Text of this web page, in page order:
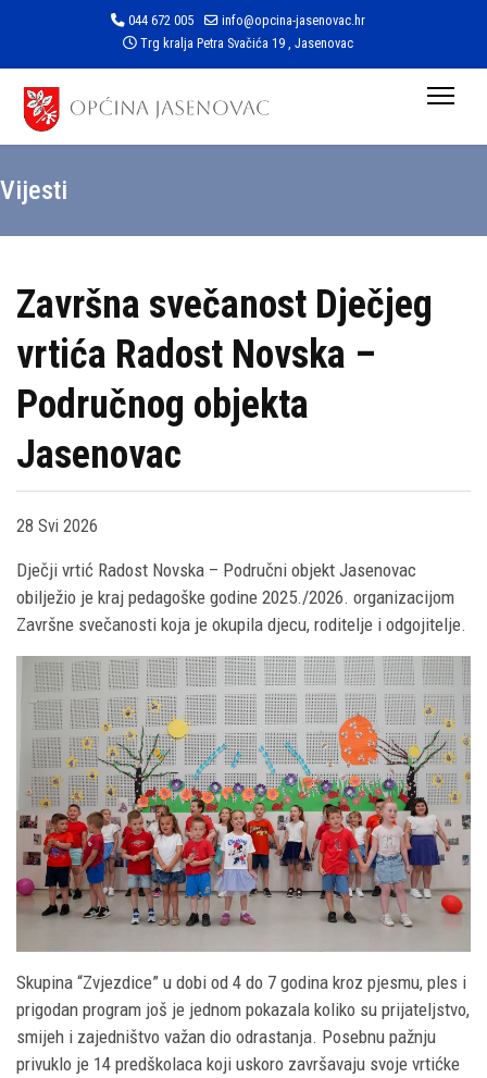
044 672 005
info@opcina-jasenovac.hr
Trg kralja Petra Svačića 19 , Jasenovac
Vijesti
Završna svečanost Dječjeg
vrtića Radost Novska –
Područnog objekta
Jasenovac
28 Svi 2026
Dječji vrtić Radost Novska – Područni objekt Jasenovac
obilježio je kraj pedagoške godine 2025./2026. organizacijom
Završne svečanosti koja je okupila djecu, roditelje i odgojitelje.
Skupina “Zvjezdice” u dobi od 4 do 7 godina kroz pjesmu, ples i
prigodan program još je jednom pokazala koliko su prijateljstvo,
smijeh i zajedništvo važan dio odrastanja. Posebnu pažnju
privuklo je 14 predškolaca koji uskoro završavaju svoje vrtićke